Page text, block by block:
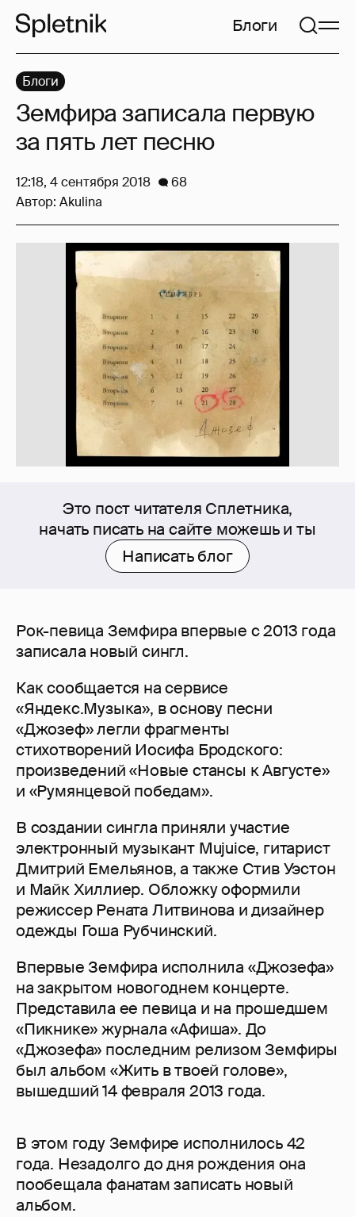
Блоги
Это пост читателя Сплетника,
начать писать на сайте можешь и ты
Написать блог
Рок-певица Земфира впервые с 2013 года
записала новый сингл.
Как сообщается на сервисе
«Яндекс.Музыка», в основу песни
«Джозеф» легли фрагменты
стихотворений Иосифа Бродского:
произведений «Новые стансы к Августе»
и «Румянцевой победам».
В создании сингла приняли участие
электронный музыкант Mujuice, гитарист
Дмитрий Емельянов, а также Стив Уэстон
и Майк Хиллиер. Обложку оформили
режиссер Рената Литвинова и дизайнер
одежды Гоша Рубчинский.
Впервые Земфира исполнила «Джозефа»
на закрытом новогоднем концерте.
Представила ее певица и на прошедшем
«Пикнике» журнала «Афиша». До
«Джозефа» последним релизом Земфиры
был альбом «Жить в твоей голове»,
вышедший 14 февраля 2013 года.
В этом году Земфире исполнилось 42
года. Незадолго до дня рождения она
пообещала фанатам записать новый
альбом.
Блоги
Земфира записала первую
за пять лет песню
12:18, 4 сентября 2018
68
Автор: Akulina